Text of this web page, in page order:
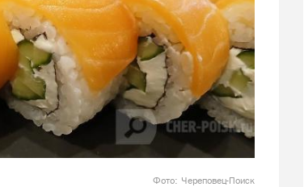
Фото: Череповец-Поиск